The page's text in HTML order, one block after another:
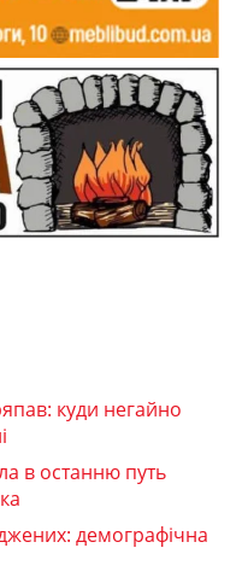
куди негайно
в останню путь
демографічна